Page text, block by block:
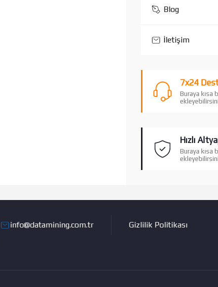
Blog
İletişim
7x24
Buraya kısa
Hızlı
Buraya kısa
info@datamining.com.tr Gizlilik Politikası